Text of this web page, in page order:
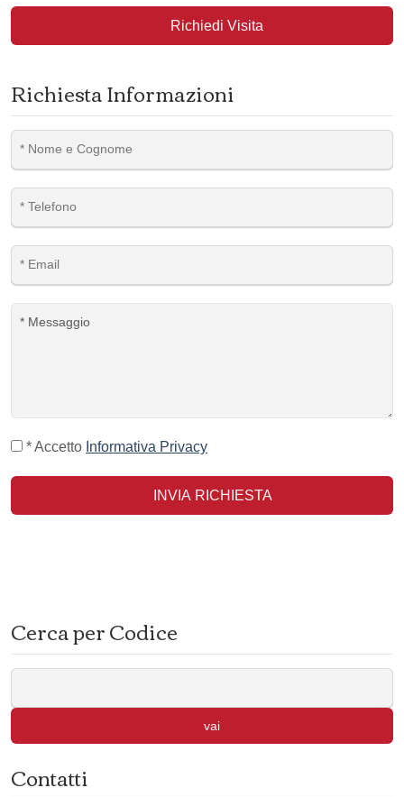
Richiedi Visita
Richiesta Informazioni
* Accetto Informativa Privacy
INVIA RICHIESTA
Cerca per Codice
vai
Contatti